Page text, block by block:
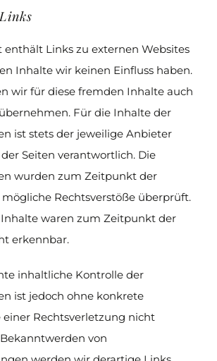
enthält Links zu externen Websites
Inhalte wir keinen Einfluss haben.
wir für diese fremden Inhalte auch
Für die Inhalte der
ist stets der jeweilige Anbieter
Seiten verantwortlich. Die
wurden zum Zeitpunkt der
Rechtsverstöße überprüft.
waren zum Zeitpunkt der
erkennbar.
inhaltliche Kontrolle der
ist jedoch ohne konkrete
Rechtsverletzung nicht
von